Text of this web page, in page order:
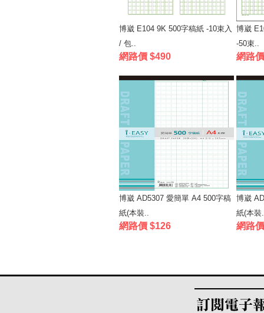
博崴 E104 9K 500字稿紙 -10束入
/ 包..
網路價 $490
博崴
-50束..
網路
博崴 AD5307 愛簡單 A4 500字稿
紙(本裝..
網路價 $126
博崴
紙(本裝
網路